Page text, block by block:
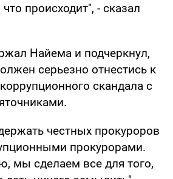
происходит", - сказал
Найема и подчеркнул,
серьезно отнестись к
скандала с
честных прокуроров
прокурорами.
мы сделаем все для того,